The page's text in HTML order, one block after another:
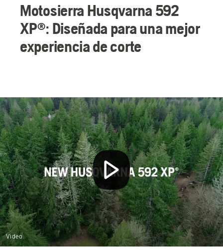
Motosierra Husqvarna 592
XP®: Diseñada para una mejor
experiencia de corte
Video